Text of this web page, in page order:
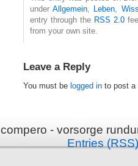
underAllgemein Leben
entry through the RSS 2.0
from your own site.
Leave a Reply
You must be logged in to post a
compero - vorsorge
Entries (RSS)